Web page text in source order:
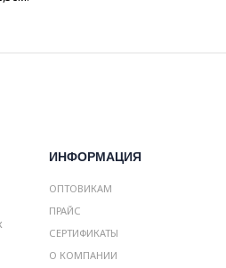
ИНФОРМАЦИЯ
ОПТОВИКАМ
ПРАЙС
СЕРТИФИКАТЫ
О КОМПАНИИ